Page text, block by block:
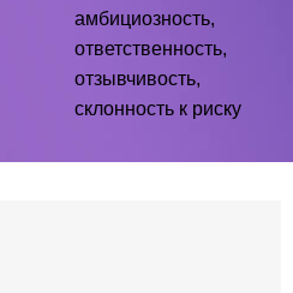
амбициозность,
ответственность,
отзывчивость,
склонность к риску